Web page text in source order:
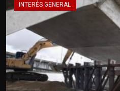
INTERÉS GENERAL